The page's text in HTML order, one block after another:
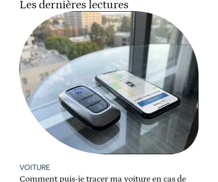
Les dernières lectures
VOITURE
Comment puis-je tracer ma voiture en cas de